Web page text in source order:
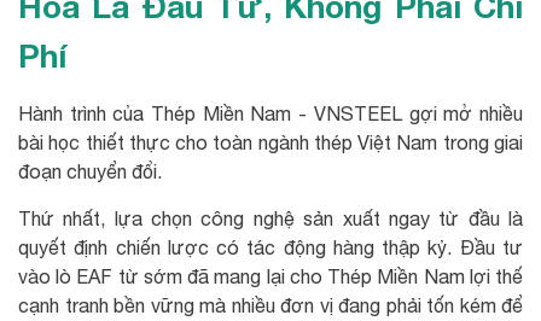
Phí
Hành trình của Thép Miền Nam - VNSTEEL gợi mở nhiều
bài học thiết thực cho toàn ngành thép Việt Nam trong giai
đoạn chuyển đổi.
Thứ nhất, lựa chọn công nghệ sản xuất ngay từ đầu là
quyết định chiến lược có tác động hàng thập kỷ. Đầu tư
vào lò EAF từ sớm đã mang lại cho Thép Miền Nam lợi thế
cạnh tranh bền vững mà nhiều đơn vị đang phải tốn kém để